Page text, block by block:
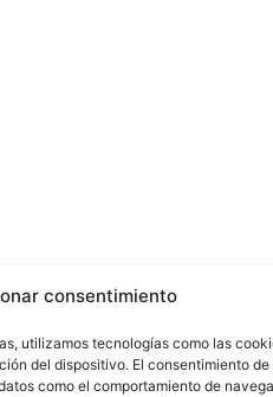
consentimiento
utilizamos tecnologías como las
del dispositivo. El consentimiento de
como el comportamiento de